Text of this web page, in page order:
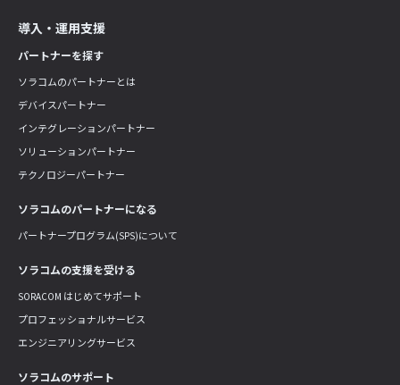
導入・運用支援
パートナーを探す
ソラコムのパートナーとは
デバイスパートナー
インテグレーションパートナー
ソリューションパートナー
テクノロジーパートナー
ソラコムのパートナーになる
パートナープログラム(SPS)について
ソラコムの支援を受ける
SORACOM はじめてサポート
プロフェッショナルサービス
エンジニアリングサービス
ソラコムのサポート